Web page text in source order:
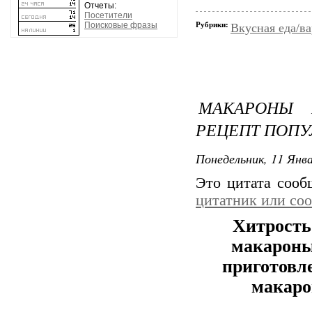
Отчеты:
Посетители
Поисковые фразы
Рубрики: Вкусная еда/
МАКАРОНЫ
РЕЦЕПТ
Понедельник, 11
Это цитата
цитатник или